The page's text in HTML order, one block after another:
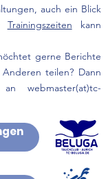
auch ein Blick
Trainingszeiten kann
gerne Berichte
teilen? Dann
webmaster(at)tc-